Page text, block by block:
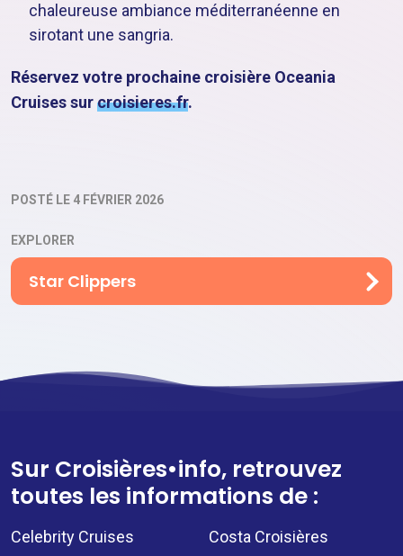
chaleureuse ambiance méditerranéenne en
sirotant une sangria.
Réservez votre prochaine croisière Oceania
Cruises surcroisieres.fr.
POSTÉ LE 4 FÉVRIER 2026
EXPLORER
Star Clippers
Sur Croisières•info, retrouvez
toutes les informations de :
Celebrity Cruises Costa Croisières